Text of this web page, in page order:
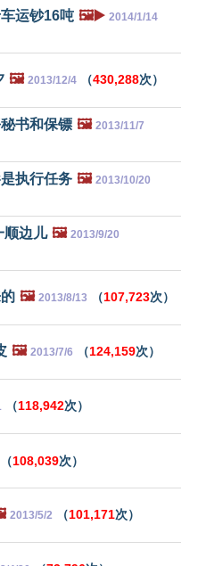
运钞16吨 🖼️▶️ 2014/1/14
🖼️ 2013/12/4 （430,288次）
书和保镖 🖼️ 2013/11/7
执行任务 🖼️ 2013/10/20
顺边儿 🖼️ 2013/9/20
🖼️ 2013/8/13 （107,723次）
🖼️ 2013/7/6 （124,159次）
（118,942次）
（108,039次）
2013/5/2 （101,171次）